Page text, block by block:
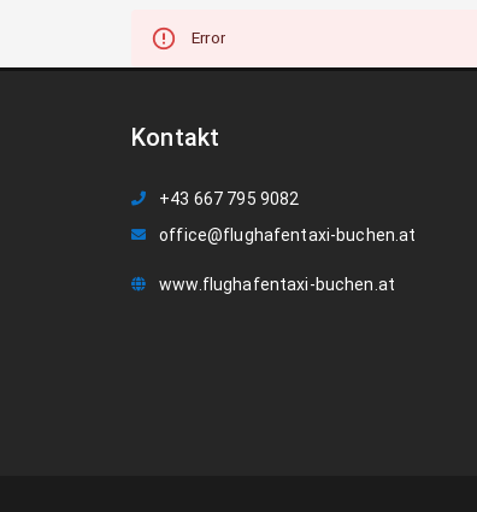
Error
Kontakt
+43 667 795 9082
office@flughafentaxi-buchen.at
www.flughafentaxi-buchen.at